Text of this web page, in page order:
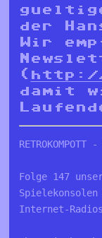
der
Wir
( http://
damit
Folge 147
Internet-